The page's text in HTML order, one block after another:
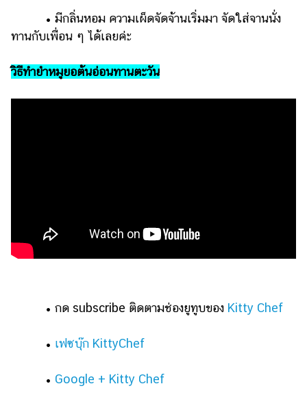
• มีกลิ่นหอม ความเผ็ดจัดจ้านเริ่มมา จัดใส่จานนั่ง
ทานกับเพื่อน ๆ ได้เลยค่ะ
วิธีทำยำหมูยอต้นอ่อนทานตะวัน
• กด subscribe ติดตามช่องยูทูบของ Kitty Chef
• เฟซบุ๊ก KittyChef
• Google + Kitty Chef